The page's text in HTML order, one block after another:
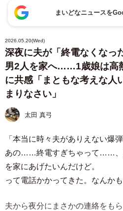
まいどなニュースを
2026.05.20(Wed)
深夜に夫が「終電なくな
男2人を家へ……1歳娘は高
に共感「まともな考えな人
まりなさい」
太田 真弓
「本当に時々夫がありえない爆
あの……終電すぎちゃって……、
を家にあげたいんだけど。
って電話かかってきた。なんか
夫から夜分にまさかの連絡をも